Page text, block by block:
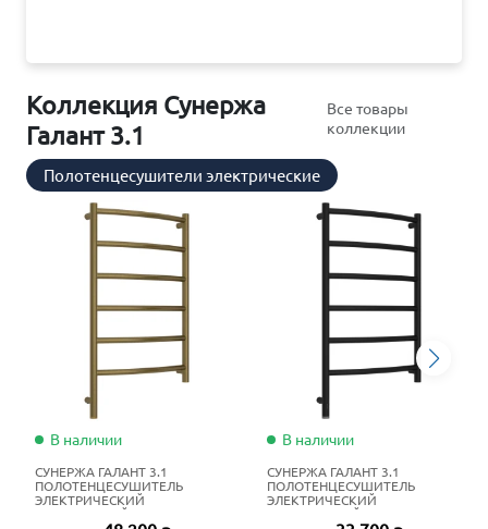
Коллекция Сунержа
Галант 3.1
Все товары
коллекции
Полотенцесушители электрические
В наличии
СУНЕРЖА ГАЛАНТ 3.1
ПОЛОТЕНЦЕСУШИТЕЛЬ
ЭЛЕКТРИЧЕСКИЙ
ЖИДКОСТНЫЙ 80Х50 СМ
В наличии
СУНЕРЖА ГАЛАНТ 3.1
ПОЛОТЕНЦЕСУШИТЕЛЬ
ЭЛЕКТРИЧЕСКИЙ
ЖИДКОСТНЫЙ 80Х50 СМ